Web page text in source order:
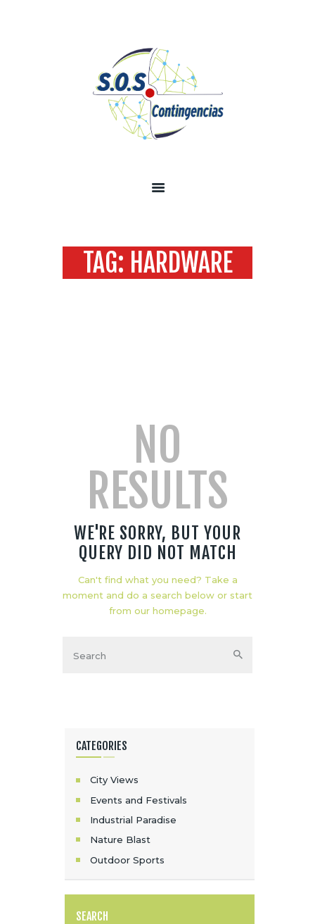
TAG: HARDWARE
INICIO
SOBRE NOSOTROS
SERVICIOS
TECNOLOGÍA SEGURIDAD
NO
RESULTS
WE'RE SORRY, BUT YOUR
QUERY DID NOT MATCH
Can't find what you need? Take a
moment and do a search below or start
from our homepage.
CATEGORIES
City Views
Events and Festivals
Industrial Paradise
Nature Blast
Outdoor Sports
SEARCH